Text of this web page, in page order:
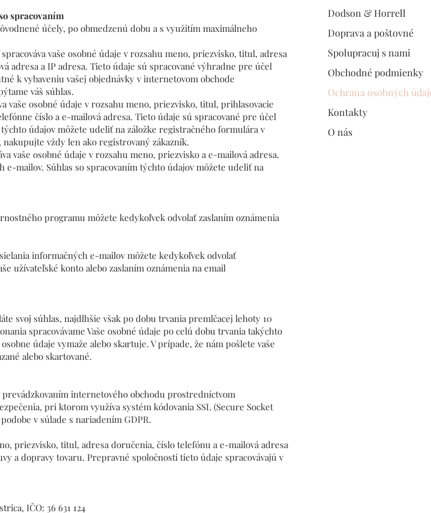
Dodson & Horrell
Doprava a poštovné
Spolupracuj s nami
Obchodné podmienky
Ochrana osobných
Kontakty
O nás
spracovaním
účely, po obmedzenú dobu a s využitím maximálneho
vaše osobné údaje v rozsahu meno, priezvisko, titul, adresa
adresa a IP adresa. Tieto údaje sú spracované výhradne pre účel
k vybaveniu vašej objednávky v internetovom obchode
váš súhlas.
vaše osobné údaje v rozsahu meno, priezvisko, titul, prihlasovacie
číslo a e-mailová adresa. Tieto údaje sú spracované pre účel
údajov môžete udeliť na záložke registračného formulára v
vždy len ako registrovaný zákazník.
vaše osobné údaje v rozsahu meno, priezvisko a e-mailová adresa.
mailov. Súhlas so spracovaním týchto údajov môžete udeliť na
programu môžete kedykoľvek odvolať zaslaním oznámenia
informačných e-mailov môžete kedykoľvek odvolať
užívateľské konto alebo zaslaním oznámenia na email
svoj súhlas, najdlhšie však po dobu trvania premlčacej lehoty 10
spracovávame Vaše osobné údaje po celú dobu trvania takýchto
údaje vymaže alebo skartuje. V prípade, že nám pošlete vaše
alebo skartované.
prevádzkovaním internetového obchodu prostredníctvom
pri ktorom využíva systém kódovania SSL (Secure Socket
v súlade s nariadením GDPR.
priezvisko, titul, adresa doručenia, číslo telefónu a e-mailová adresa
a dopravy tovaru. Prepravné spoločnosti tieto údaje spracovávajú v
IČO: 36 631 124